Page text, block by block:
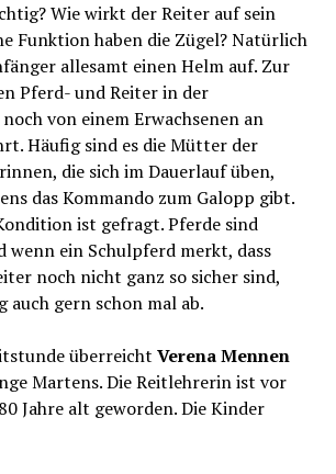
Wie wirkt der Reiter auf sein
Funktion haben die Zügel? Natürlich
allesamt einen Helm auf. Zur
Pferd- und Reiter in der
von einem Erwachsenen an
Häufig sind es die Mütter der
die sich im Dauerlauf üben,
das Kommando zum Galopp gibt.
ist gefragt. Pferde sind
wenn ein Schulpferd merkt, dass
noch nicht ganz so sicher sind,
auch gern schon mal ab.
überreicht Verena Mennen
Martens. Die Reitlehrerin ist vor
Jahre alt geworden. Die Kinder